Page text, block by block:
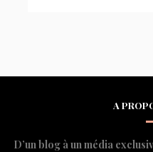
A
D’un blog à un média